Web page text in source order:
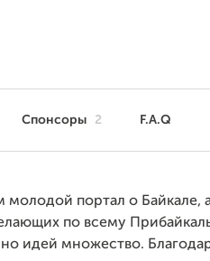
Спонсоры 2 F.A.Q
молодой портал о Байкале,
по всему
идей множество.